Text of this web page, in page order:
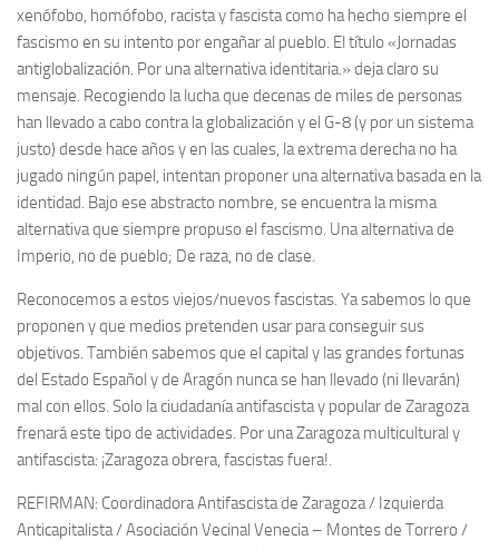
xenófobo, homófobo, racista y fascista como ha hecho siempre el
fascismo en su intento por engañar al pueblo. El título «Jornadas
antiglobalización. Por una alternativa identitaria.» deja claro su
mensaje. Recogiendo la lucha que decenas de miles de personas
han llevado a cabo contra la globalización y el G-8 (y por un sistema
justo) desde hace años y en las cuales, la extrema derecha no ha
jugado ningún papel, intentan proponer una alternativa basada en la
identidad. Bajo ese abstracto nombre, se encuentra la misma
alternativa que siempre propuso el fascismo. Una alternativa de
Imperio, no de pueblo; De raza, no de clase.
Reconocemos a estos viejos/nuevos fascistas. Ya sabemos lo que
proponen y que medios pretenden usar para conseguir sus
objetivos. También sabemos que el capital y las grandes fortunas
del Estado Español y de Aragón nunca se han llevado (ni llevarán)
mal con ellos. Solo la ciudadanía antifascista y popular de Zaragoza
frenará este tipo de actividades. Por una Zaragoza multicultural y
antifascista: ¡Zaragoza obrera, fascistas fuera!.
REFIRMAN: Coordinadora Antifascista de Zaragoza / Izquierda
Anticapitalista / Asociación Vecinal Venecia – Montes de Torrero /